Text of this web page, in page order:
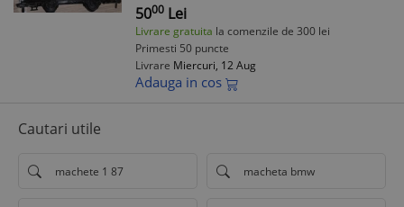
5000 Lei
Livrare gratuita la comenzile de 300 lei
Primesti 50 puncte
Livrare Miercuri, 12 Aug
Adauga in cos
Cautari utile
machete 1 87 macheta bmw